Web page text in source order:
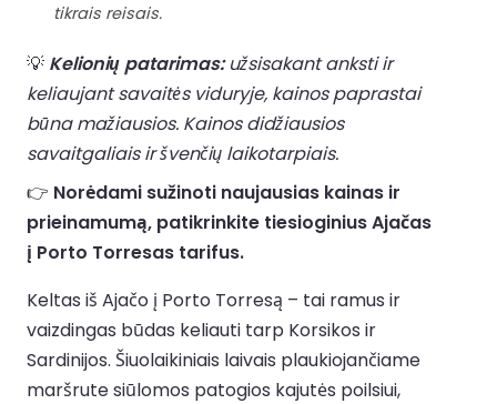
tikrais reisais.
💡 Kelionių patarimas:užsisakant anksti ir
keliaujant savaitės viduryje, kainos paprastai
būna mažiausios. Kainos didžiausios
savaitgaliais ir švenčių laikotarpiais.
👉 Norėdami sužinoti naujausias kainas ir
prieinamumą, patikrinkite tiesioginius Ajačas
į Porto Torresas tarifus.
Keltas iš Ajačo į Porto Torresą – tai ramus ir
vaizdingas būdas keliauti tarp Korsikos ir
Sardinijos. Šiuolaikiniais laivais plaukiojančiame
maršrute siūlomos patogios kajutės poilsiui,